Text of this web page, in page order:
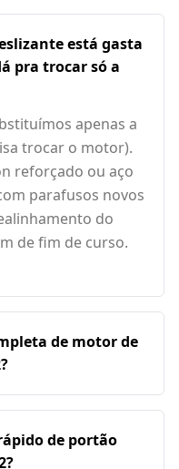
está gasta
pra trocar só a
apenas a
trocar o motor).
reforçado ou aço
parafusos novos
do
de fim de curso.
de motor de
de portão